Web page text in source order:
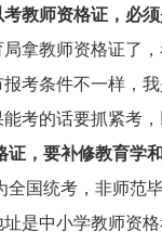
教师资格证，必
拿教师资格证了
考条件不一样，
考的话要抓紧考
，要补修教育学
国统考，非师范
是中小学教师资